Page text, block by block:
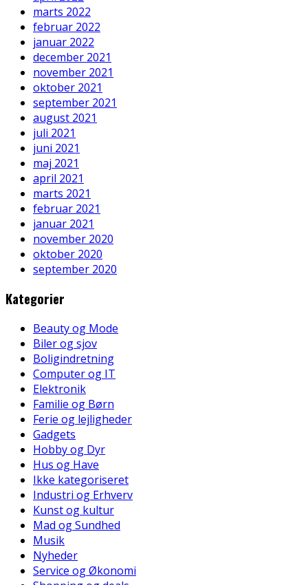
marts 2022
februar 2022
januar 2022
december 2021
november 2021
oktober 2021
september 2021
august 2021
juli 2021
juni 2021
maj 2021
april 2021
marts 2021
februar 2021
januar 2021
november 2020
oktober 2020
september 2020
Kategorier
Beauty og Mode
Biler og sjov
Boligindretning
Computer og IT
Elektronik
Familie og Børn
Ferie og lejligheder
Gadgets
Hobby og Dyr
Hus og Have
Ikke kategoriseret
Industri og Erhverv
Kunst og kultur
Mad og Sundhed
Musik
Nyheder
Service og Økonomi